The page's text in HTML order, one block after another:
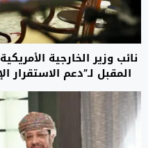
نائب وزير الخارجية
المقبل لـ”دعم الاستقرار